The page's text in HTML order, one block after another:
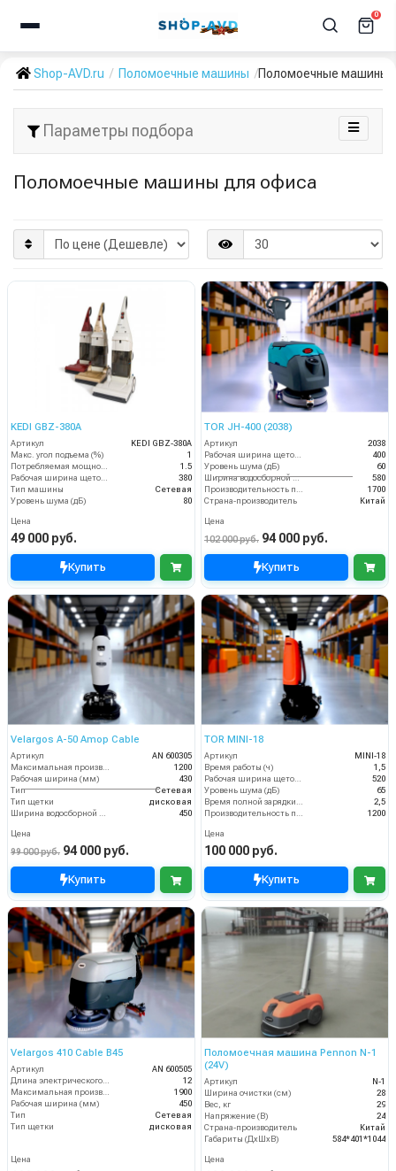
0
Shop-AVD.ru Поломоечные машины Поломоечные машины
Параметры подбора
Поломоечные машины для офиса
KEDI GBZ-380A
Артикул
KEDI GBZ-380A
Макс. угол подъема (%)
1
1.5
380
Тип машины
Сетевая
Уровень шума (дБ)
80
Цена
49 000 руб.
Купить
TOR JH-400 (2038)
Артикул
2038
400
Уровень шума (дБ)
60
Ширина водосборной рейки
580
1700
Страна-производитель
Китай
Цена
102 000 руб. 94 000 руб.
Купить
Velargos A-50 Amop Cable
Артикул
AN 600305
Максимальная производительность (кв.м/час)
1200
Рабочая ширина (мм)
430
Тип
Сетевая
Тип щетки
дисковая
Ширина водосборной рейки
450
Цена
99 000 руб. 94 000 руб.
Купить
TOR MINI-18
Артикул
MINI-18
Время работы (ч)
1,5
Рабочая ширина щеток (мм)
520
Уровень шума (дБ)
65
Время полной зарядки аккумулятора (ч)
2,5
Производительность по площади (м2/ч)
1200
Цена
100 000 руб.
Купить
Velargos 410 Cable B45
Артикул
AN 600505
Длина электрического кабеля (м)
12
Максимальная производительность (кв.м/час)
1900
Рабочая ширина (мм)
450
Тип
Сетевая
Тип щетки
дисковая
Цена
Поломоечная машина Pennon N-1
(24V)
Артикул
N-1
Ширина очистки (см)
28
Вес, кг
29
Напряжение (В)
24
Страна-производитель
Китай
Габариты (ДхШхВ)
584*401*1044
Цена